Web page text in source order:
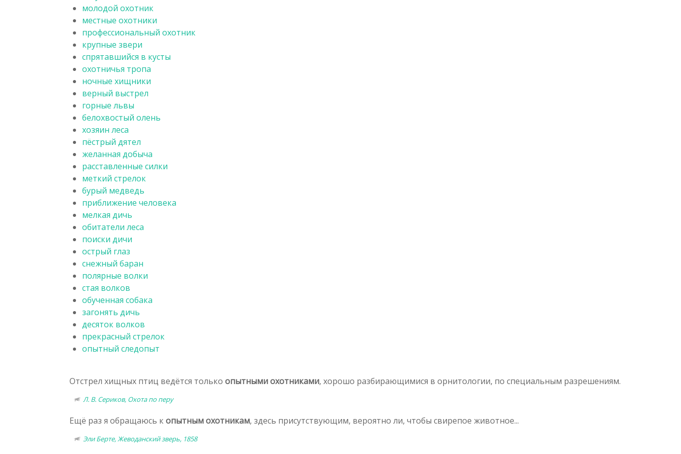
молодой охотник
местные охотники
профессиональный охотник
крупные звери
спрятавшийся в кусты
охотничья тропа
ночные хищники
верный выстрел
горные львы
белохвостый олень
хозяин леса
пёстрый дятел
желанная добыча
расставленные силки
меткий стрелок
бурый медведь
приближение человека
мелкая дичь
обитатели леса
поиски дичи
острый глаз
снежный баран
полярные волки
стая волков
обученная собака
загонять дичь
десяток волков
прекрасный стрелок
опытный следопыт
Отстрел хищных птиц ведётся только опытными охотниками, хорошо разбирающимися в орнитологии, по специальным разрешениям.
Л. В. Сериков, Охота по перу
Ещё раз я обращаюсь к опытным охотникам, здесь присутствующим, вероятно ли, чтобы свирепое животное...
Эли Берте, Жеводанский зверь, 1858